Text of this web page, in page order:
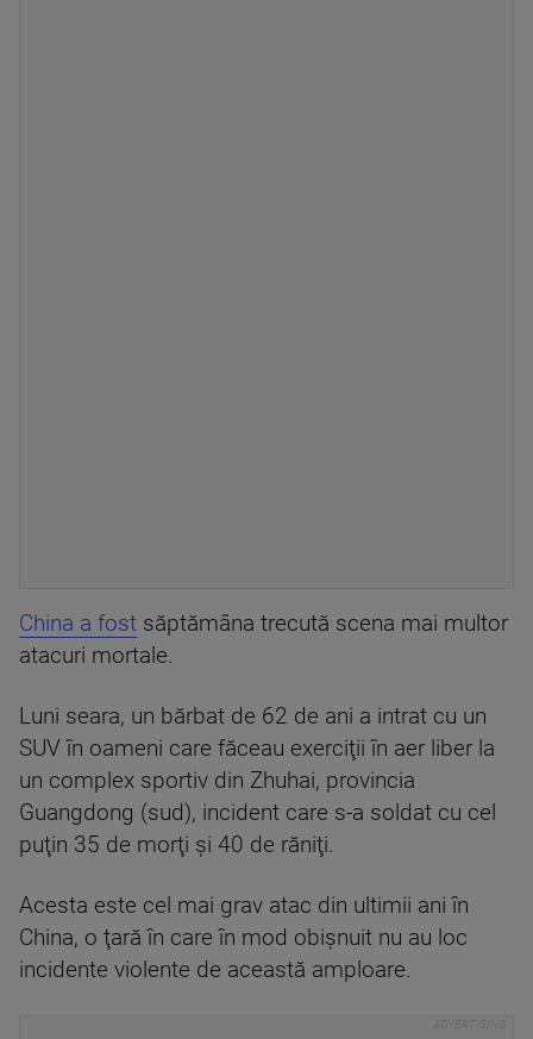
China a fost săptămâna trecută scena mai multor
atacuri mortale.
Luni seara, un bărbat de 62 de ani a intrat cu un
SUV în oameni care făceau exerciţii în aer liber la
un complex sportiv din Zhuhai, provincia
Guangdong (sud), incident care s-a soldat cu cel
puţin 35 de morţi şi 40 de răniţi.
Acesta este cel mai grav atac din ultimii ani în
China, o ţară în care în mod obişnuit nu au loc
incidente violente de această amploare.